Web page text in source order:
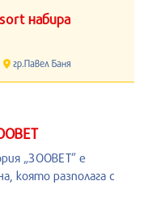
набира
гр.Павел Баня
„ЗООВЕТ” е
която разполага с